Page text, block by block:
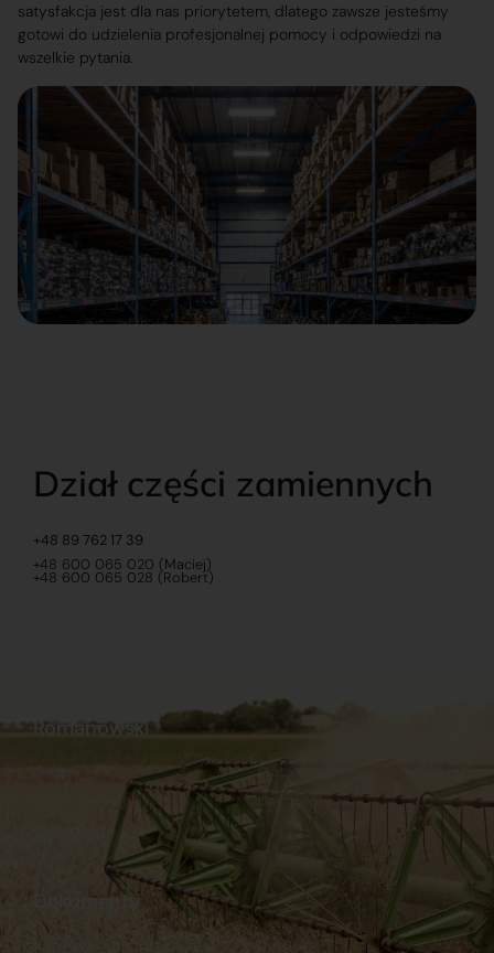
satysfakcja jest dla nas priorytetem, dlatego zawsze jesteśmy
gotowi do udzielenia profesjonalnej pomocy i odpowiedzi na
wszelkie pytania.
Dział części zamiennych
+48 89 762 17 39
+48 600 065 020 (Maciej)
+48 600 065 028 (Robert)
Dokumenty
Regulamin Dostawy
Romanowski
Sklep internetowy
Praca
Ubezpieczenia